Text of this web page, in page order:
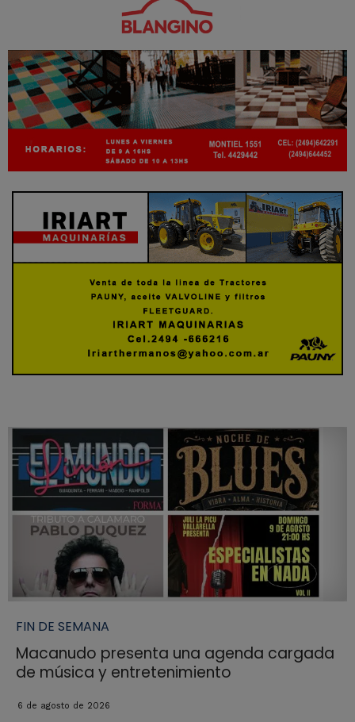
FIN DE SEMANA
Macanudo presenta una agenda cargada
de música y entretenimiento
6 de agosto de 2026